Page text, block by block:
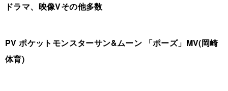
ドラマ、映像Vその他多数
PV ポケットモンスターサン&ムーン 「ポーズ」MV(岡崎
体育)